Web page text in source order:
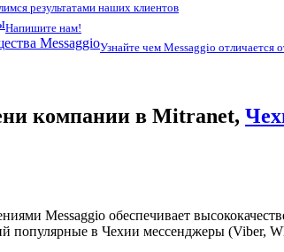
результатами наших клиентов
Напишите нам!
MessaggioУзнайте чем Messaggio отличается
компании в Mitranet,
Messaggio обеспечивает
популярные в Чехии мессенджеры (Viber,